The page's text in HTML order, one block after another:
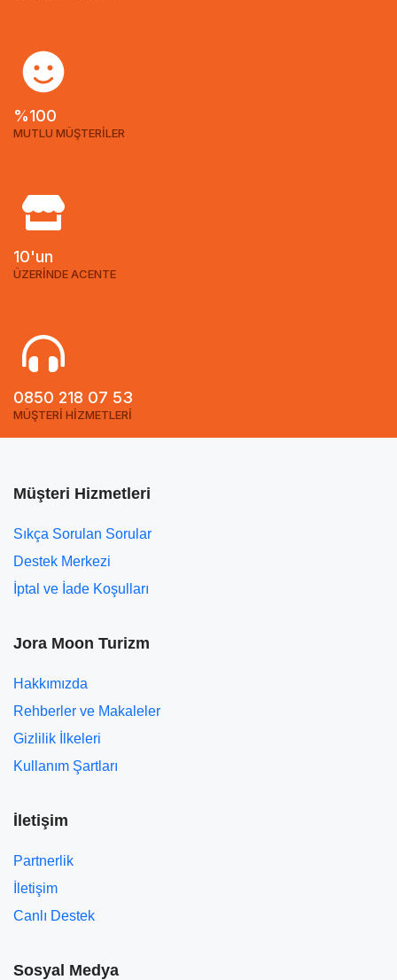
%100
MUTLU MÜŞTERİLER
10'un
ÜZERİNDE ACENTE
0850 218 07 53
MÜŞTERİ HİZMETLERİ
Müşteri Hizmetleri
Sıkça Sorulan Sorular
Destek Merkezi
İptal ve İade Koşulları
Jora Moon Turizm
Hakkımızda
Rehberler ve Makaleler
Gizlilik İlkeleri
Kullanım Şartları
İletişim
Partnerlik
İletişim
Canlı Destek
Sosyal Medya